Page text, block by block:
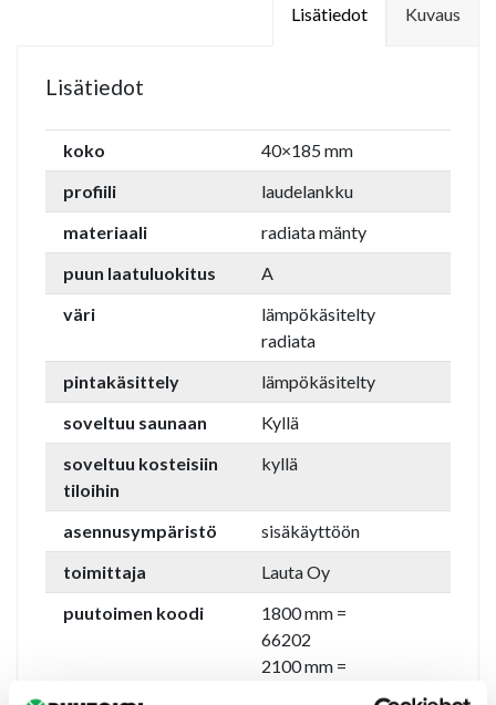
Kuvaus
Lisätiedot
Lisätiedot
koko
40×185 mm
profiili
laudelankku
materiaali
radiata mänty
puun laatuluokitus
A
väri
lämpökäsitelty
radiata
pintakäsittely
lämpökäsitelty
soveltuu saunaan
Kyllä
soveltuu kosteisiin
tiloihin
kyllä
asennusympäristö
sisäkäyttöön
toimittaja
Lauta Oy
puutoimen koodi
1800 mm =
66202
2100 mm =